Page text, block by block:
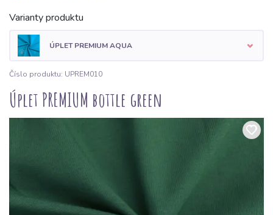
Varianty produktu
ÚPLET PREMIUM AQUA
Číslo produktu: UPREM010
Úplet PREMIUM bottle green